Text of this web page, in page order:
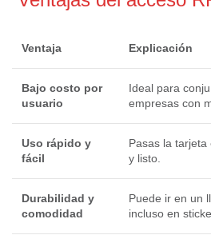
Ventaja Explicación
Bajo costo por
usuario
Ideal para
empresas con
Uso rápido y
fácil
Pasas la tarjeta
y listo.
Durabilidad y
comodidad
Puede ir en un
incluso en